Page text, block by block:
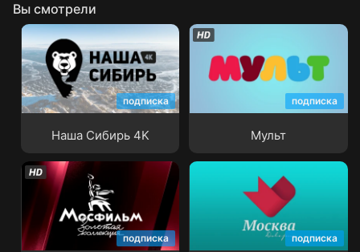
Вы смотрели
подписка
Наша Сибирь 4K
Наша Сибирь 4K
подписка
Мульт
подписка
Мосфильм. Золотая
коллекция
подписка
Москва Доверие